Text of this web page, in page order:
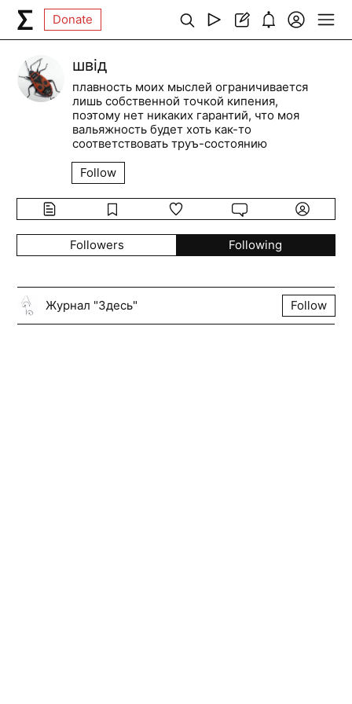
Donate
швiд
плавность моих мыслей ограничивается
лишь собственной точкой кипения,
поэтому нет никаких гарантий, что моя
вальяжность будет хоть как-то
соответствовать труъ-состоянию
Follow
Followers Following
Журнал "Здесь" Follow